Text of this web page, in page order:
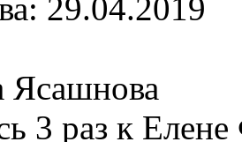
29.04.2019
Ясашнова
3 раз к Елене